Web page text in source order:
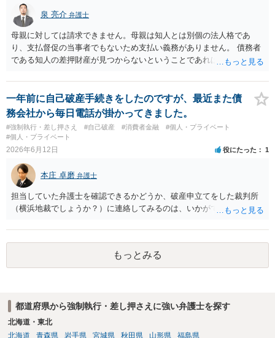
５について，可能かと思われます。 ６について，内容証明については
住んで居る場所が判明しないと送付は出来ないでしょう。裁判手続き
については，住民票上の住所へ住んでいないことを調査したうえで，
公示送達という方法により訴訟提起することとなります。 ７につい
て，プライバシー権侵害や名誉権侵害として相手から逆に請求を受け
るきっかけとなりかねないため，避けたほうが良いかと思われます。
泉 亮介 弁護士
母親に対しては請求できません。母親は知人とは別個の法人格であ
り、支払督促の当事者でもないため支払い義務がありません。 債務者
である知人の差押財産が見つからないということであれば、現実的に
一年前に自己破産手続きをしたのですが、最近また債
務会社から毎日電話が掛かってきました。
#強制執行・差し押さえ #自己破産 #消費者金融
#個人・プライベート
#個人・プライベート
2026年6月12日 役にたった 1
本庄 卓磨 弁護士
担当していた弁護士を確認できるかどうか、破産申立てをした裁判所
（横浜地裁でしょうか？）に連絡してみるのは、いかがでしょうか。
もっとみる
都道府県から強制執行・差し押さえに強い弁護士を探す
北海道・東北
北海道
青森県 岩手県 宮城県 秋田県 山形県 福島県